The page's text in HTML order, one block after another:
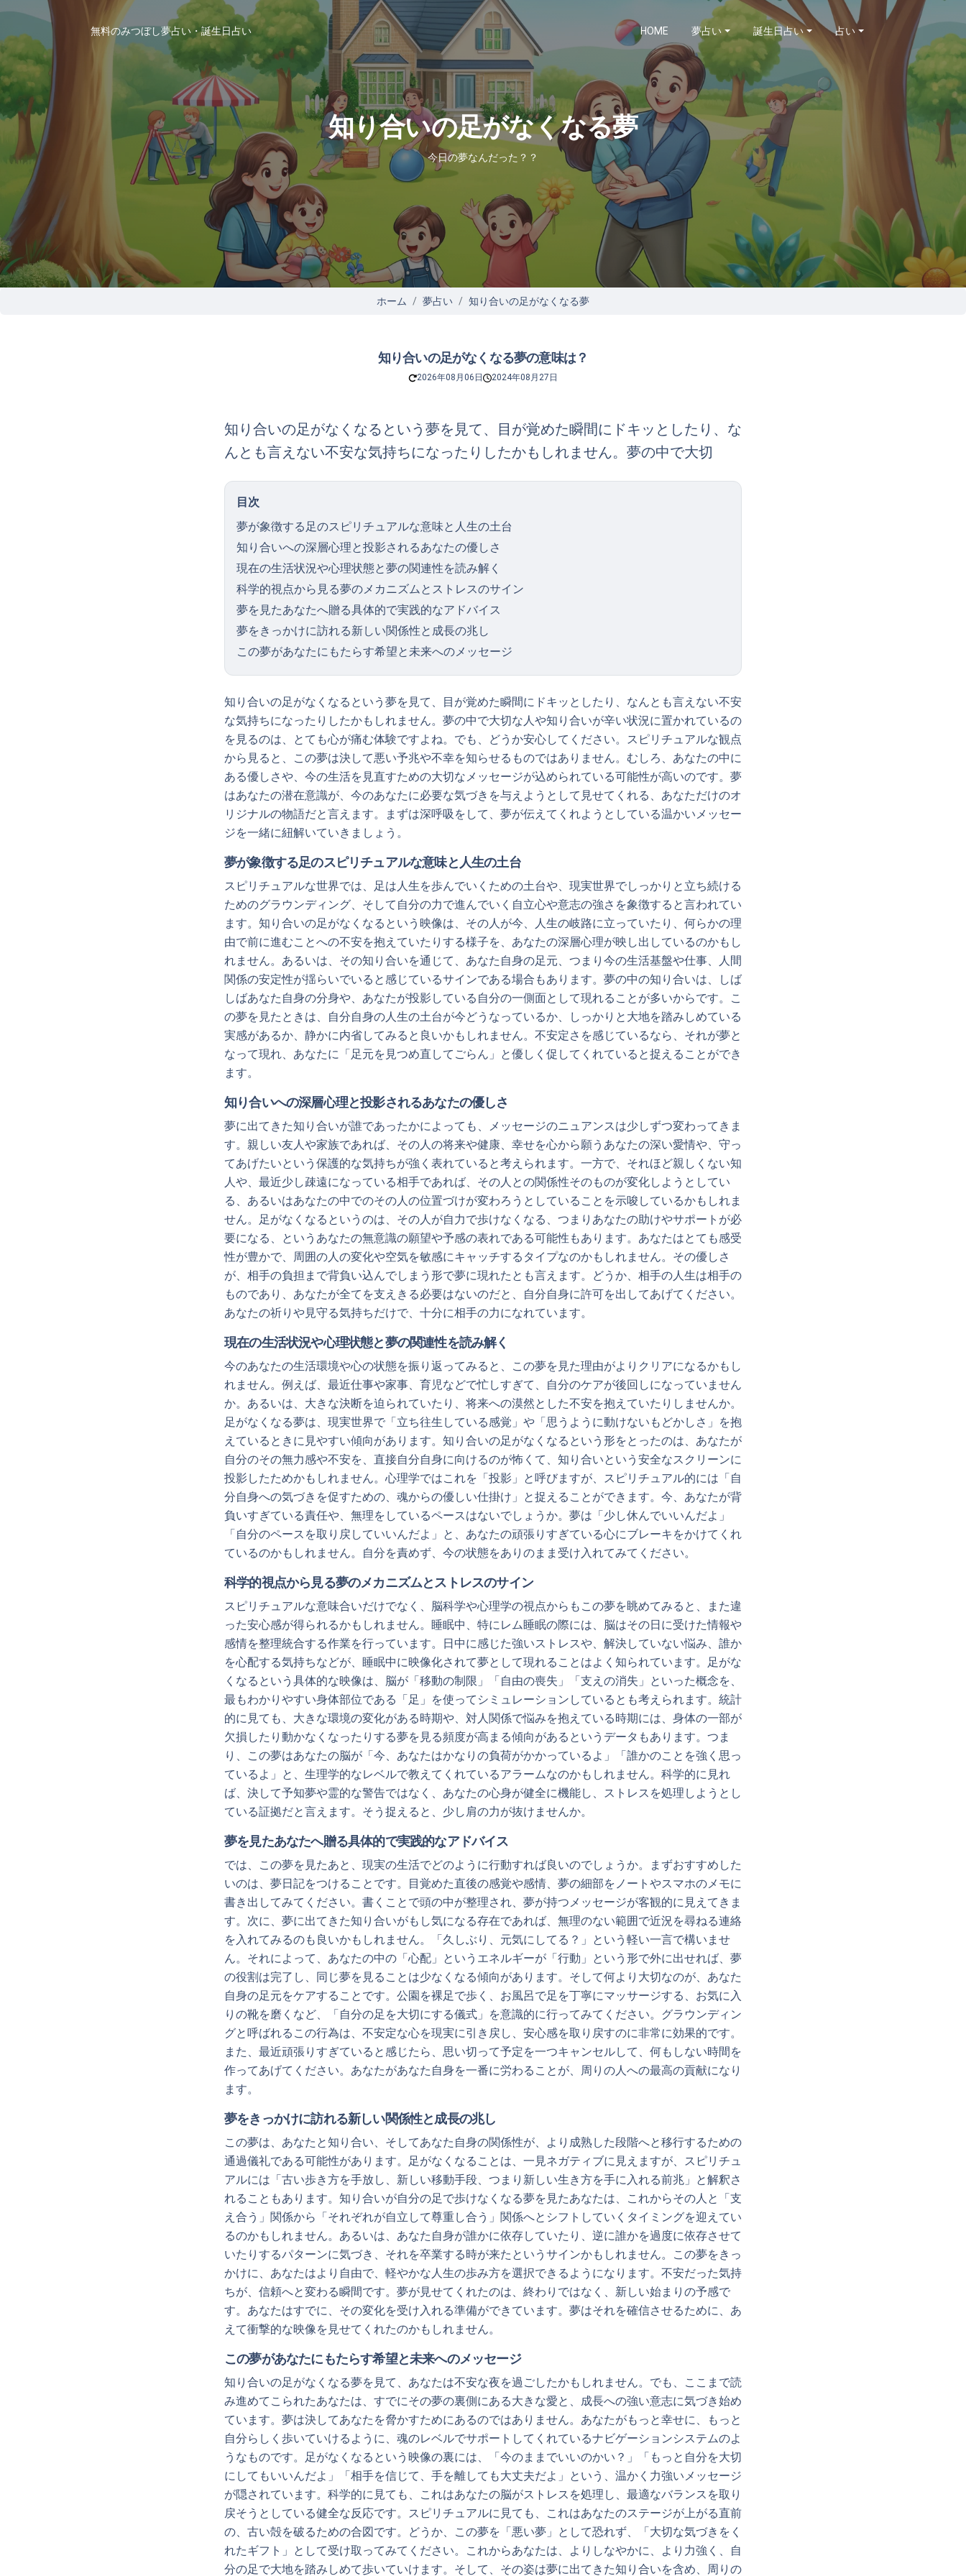
無料のみつぼし夢占い・誕生日占い HOME 夢占い 誕生日占い 占い
知り合いの足がなくなる夢
今日の夢なんだった？？
ホーム 夢占い 知り合いの足がなくなる夢
知り合いの足がなくなる夢の意味は？
2026年08月06日 2024年08月27日
知り合いの足がなくなるという夢を見て、目が覚めた瞬間にドキッとしたり、な
んとも言えない不安な気持ちになったりしたかもしれません。夢の中で大切
目次
夢が象徴する足のスピリチュアルな意味と人生の土台
知り合いへの深層心理と投影されるあなたの優しさ
現在の生活状況や心理状態と夢の関連性を読み解く
科学的視点から見る夢のメカニズムとストレスのサイン
夢を見たあなたへ贈る具体的で実践的なアドバイス
夢をきっかけに訪れる新しい関係性と成長の兆し
この夢があなたにもたらす希望と未来へのメッセージ
知り合いの足がなくなるという夢を見て、目が覚めた瞬間にドキッとしたり、なんとも言えない不安
な気持ちになったりしたかもしれません。夢の中で大切な人や知り合いが辛い状況に置かれているの
を見るのは、とても心が痛む体験ですよね。でも、どうか安心してください。スピリチュアルな観点
から見ると、この夢は決して悪い予兆や不幸を知らせるものではありません。むしろ、あなたの中に
ある優しさや、今の生活を見直すための大切なメッセージが込められている可能性が高いのです。夢
はあなたの潜在意識が、今のあなたに必要な気づきを与えようとして見せてくれる、あなただけのオ
リジナルの物語だと言えます。まずは深呼吸をして、夢が伝えてくれようとしている温かいメッセー
ジを一緒に紐解いていきましょう。
夢が象徴する足のスピリチュアルな意味と人生の土台
スピリチュアルな世界では、足は人生を歩んでいくための土台や、現実世界でしっかりと立ち続ける
ためのグラウンディング、そして自分の力で進んでいく自立心や意志の強さを象徴すると言われてい
ます。知り合いの足がなくなるという映像は、その人が今、人生の岐路に立っていたり、何らかの理
由で前に進むことへの不安を抱えていたりする様子を、あなたの深層心理が映し出しているのかもし
れません。あるいは、その知り合いを通じて、あなた自身の足元、つまり今の生活基盤や仕事、人間
関係の安定性が揺らいでいると感じているサインである場合もあります。夢の中の知り合いは、しば
しばあなた自身の分身や、あなたが投影している自分の一側面として現れることが多いからです。こ
の夢を見たときは、自分自身の人生の土台が今どうなっているか、しっかりと大地を踏みしめている
実感があるか、静かに内省してみると良いかもしれません。不安定さを感じているなら、それが夢と
なって現れ、あなたに「足元を見つめ直してごらん」と優しく促してくれていると捉えることができ
ます。
知り合いへの深層心理と投影されるあなたの優しさ
夢に出てきた知り合いが誰であったかによっても、メッセージのニュアンスは少しずつ変わってきま
す。親しい友人や家族であれば、その人の将来や健康、幸せを心から願うあなたの深い愛情や、守っ
てあげたいという保護的な気持ちが強く表れていると考えられます。一方で、それほど親しくない知
人や、最近少し疎遠になっている相手であれば、その人との関係性そのものが変化しようとしてい
る、あるいはあなたの中でのその人の位置づけが変わろうとしていることを示唆しているかもしれま
せん。足がなくなるというのは、その人が自力で歩けなくなる、つまりあなたの助けやサポートが必
要になる、というあなたの無意識の願望や予感の表れである可能性もあります。あなたはとても感受
性が豊かで、周囲の人の変化や空気を敏感にキャッチするタイプなのかもしれません。その優しさ
が、相手の負担まで背負い込んでしまう形で夢に現れたとも言えます。どうか、相手の人生は相手の
ものであり、あなたが全てを支えきる必要はないのだと、自分自身に許可を出してあげてください。
あなたの祈りや見守る気持ちだけで、十分に相手の力になれています。
現在の生活状況や心理状態と夢の関連性を読み解く
今のあなたの生活環境や心の状態を振り返ってみると、この夢を見た理由がよりクリアになるかもし
れません。例えば、最近仕事や家事、育児などで忙しすぎて、自分のケアが後回しになっていません
か。あるいは、大きな決断を迫られていたり、将来への漠然とした不安を抱えていたりしませんか。
足がなくなる夢は、現実世界で「立ち往生している感覚」や「思うように動けないもどかしさ」を抱
えているときに見やすい傾向があります。知り合いの足がなくなるという形をとったのは、あなたが
自分のその無力感や不安を、直接自分自身に向けるのが怖くて、知り合いという安全なスクリーンに
投影したためかもしれません。心理学ではこれを「投影」と呼びますが、スピリチュアル的には「自
分自身への気づきを促すための、魂からの優しい仕掛け」と捉えることができます。今、あなたが背
負いすぎている責任や、無理をしているペースはないでしょうか。夢は「少し休んでいいんだよ」
「自分のペースを取り戻していいんだよ」と、あなたの頑張りすぎている心にブレーキをかけてくれ
ているのかもしれません。自分を責めず、今の状態をありのまま受け入れてみてください。
科学的視点から見る夢のメカニズムとストレスのサイン
スピリチュアルな意味合いだけでなく、脳科学や心理学の視点からもこの夢を眺めてみると、また違
った安心感が得られるかもしれません。睡眠中、特にレム睡眠の際には、脳はその日に受けた情報や
感情を整理統合する作業を行っています。日中に感じた強いストレスや、解決していない悩み、誰か
を心配する気持ちなどが、睡眠中に映像化されて夢として現れることはよく知られています。足がな
くなるという具体的な映像は、脳が「移動の制限」「自由の喪失」「支えの消失」といった概念を、
最もわかりやすい身体部位である「足」を使ってシミュレーションしているとも考えられます。統計
的に見ても、大きな環境の変化がある時期や、対人関係で悩みを抱えている時期には、身体の一部が
欠損したり動かなくなったりする夢を見る頻度が高まる傾向があるというデータもあります。つま
り、この夢はあなたの脳が「今、あなたはかなりの負荷がかかっているよ」「誰かのことを強く思っ
ているよ」と、生理学的なレベルで教えてくれているアラームなのかもしれません。科学的に見れ
ば、決して予知夢や霊的な警告ではなく、あなたの心身が健全に機能し、ストレスを処理しようとし
ている証拠だと言えます。そう捉えると、少し肩の力が抜けませんか。
夢を見たあなたへ贈る具体的で実践的なアドバイス
では、この夢を見たあと、現実の生活でどのように行動すれば良いのでしょうか。まずおすすめした
いのは、夢日記をつけることです。目覚めた直後の感覚や感情、夢の細部をノートやスマホのメモに
書き出してみてください。書くことで頭の中が整理され、夢が持つメッセージが客観的に見えてきま
す。次に、夢に出てきた知り合いがもし気になる存在であれば、無理のない範囲で近況を尋ねる連絡
を入れてみるのも良いかもしれません。「久しぶり、元気にしてる？」という軽い一言で構いませ
ん。それによって、あなたの中の「心配」というエネルギーが「行動」という形で外に出せれば、夢
の役割は完了し、同じ夢を見ることは少なくなる傾向があります。そして何より大切なのが、あなた
自身の足元をケアすることです。公園を裸足で歩く、お風呂で足を丁寧にマッサージする、お気に入
りの靴を磨くなど、「自分の足を大切にする儀式」を意識的に行ってみてください。グラウンディン
グと呼ばれるこの行為は、不安定な心を現実に引き戻し、安心感を取り戻すのに非常に効果的です。
また、最近頑張りすぎていると感じたら、思い切って予定を一つキャンセルして、何もしない時間を
作ってあげてください。あなたがあなた自身を一番に労わることが、周りの人への最高の貢献になり
ます。
夢をきっかけに訪れる新しい関係性と成長の兆し
この夢は、あなたと知り合い、そしてあなた自身の関係性が、より成熟した段階へと移行するための
通過儀礼である可能性があります。足がなくなることは、一見ネガティブに見えますが、スピリチュ
アルには「古い歩き方を手放し、新しい移動手段、つまり新しい生き方を手に入れる前兆」と解釈さ
れることもあります。知り合いが自分の足で歩けなくなる夢を見たあなたは、これからその人と「支
え合う」関係から「それぞれが自立して尊重し合う」関係へとシフトしていくタイミングを迎えてい
るのかもしれません。あるいは、あなた自身が誰かに依存していたり、逆に誰かを過度に依存させて
いたりするパターンに気づき、それを卒業する時が来たというサインかもしれません。この夢をきっ
かけに、あなたはより自由で、軽やかな人生の歩み方を選択できるようになります。不安だった気持
ちが、信頼へと変わる瞬間です。夢が見せてくれたのは、終わりではなく、新しい始まりの予感で
す。あなたはすでに、その変化を受け入れる準備ができています。夢はそれを確信させるために、あ
えて衝撃的な映像を見せてくれたのかもしれません。
この夢があなたにもたらす希望と未来へのメッセージ
知り合いの足がなくなる夢を見て、あなたは不安な夜を過ごしたかもしれません。でも、ここまで読
み進めてこられたあなたは、すでにその夢の裏側にある大きな愛と、成長への強い意志に気づき始め
ています。夢は決してあなたを脅かすためにあるのではありません。あなたがもっと幸せに、もっと
自分らしく歩いていけるように、魂のレベルでサポートしてくれているナビゲーションシステムのよ
うなものです。足がなくなるという映像の裏には、「今のままでいいのかい？」「もっと自分を大切
にしてもいいんだよ」「相手を信じて、手を離しても大丈夫だよ」という、温かく力強いメッセージ
が隠されています。科学的に見ても、これはあなたの脳がストレスを処理し、最適なバランスを取り
戻そうとしている健全な反応です。スピリチュアルに見ても、これはあなたのステージが上がる直前
の、古い殻を破るための合図です。どうか、この夢を「悪い夢」として恐れず、「大切な気づきをく
れたギフト」として受け取ってみてください。これからあなたは、よりしなやかに、より力強く、自
分の足で大地を踏みしめて歩いていけます。そして、その姿は夢に出てきた知り合いを含め、周りの